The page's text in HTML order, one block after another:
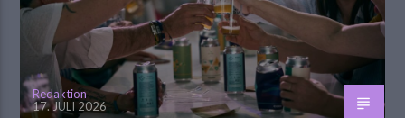
Redaktion
17. JULI 2026